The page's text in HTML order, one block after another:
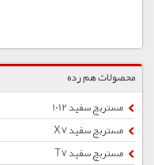
محصولات هم رده
مستربچ سفید 1012
مستربچ سفید X7
مستربچ سفید T7